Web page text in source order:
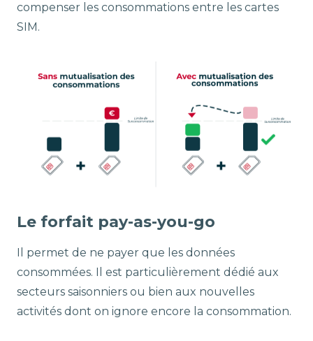
compenser les consommations entre les cartes
SIM.
Le forfait pay-as-you-go
Il permet de ne payer que les données
consommées. Il est particulièrement dédié aux
secteurs saisonniers ou bien aux nouvelles
activités dont on ignore encore la consommation.